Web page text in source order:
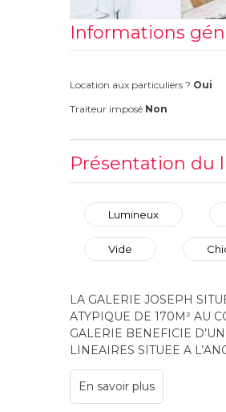
Informations
Location aux particuliers ? Oui
Traiteur imposé Non
Présentation du
Lumineux
Vide
LA GALERIE JOSEPH
ATYPIQUE DE 170M² AU
GALERIE BENEFICIE
LINEAIRES SITUEE A
PEUT QU’ETRE SEDUIT
HAUSSMANNIEN AVEC
ENTIEREMENT RENOVE.